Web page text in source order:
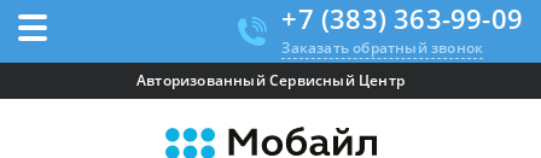
+7 (383) 363-99-09
Заказать обратный звонок
Авторизованный Сервисный Центр